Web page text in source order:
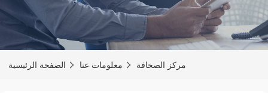
الصفحة الرئيسية معلومات عنا مركز الصحافة